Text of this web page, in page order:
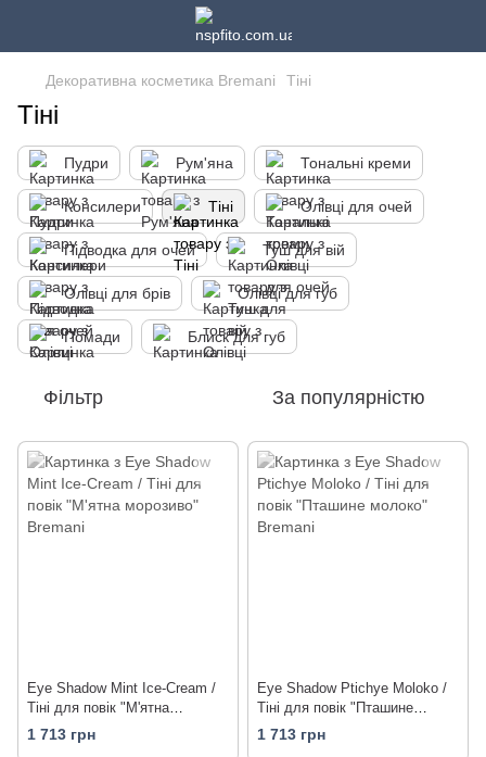
Декоративна косметика Bremani Тіні
Тіні
Пудри Рум'яна Тональні креми
Консилери Тіні Олівці для очей
Підводка для очей Туш для вій
Олівці для брів Олівці для губ
Помади Блиск для губ
Фільтр За популярністю
Eye Shadow Mint Ice-Cream /
Тіні для повік "М'ятна
морозиво"
1 713 грн
Eye Shadow Ptichye Moloko /
Тіні для повік "Пташине
молоко"
1 713 грн